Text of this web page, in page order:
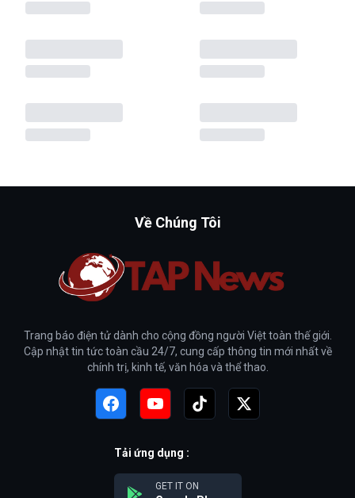
Về Chúng Tôi
Trang báo điện tử dành cho cộng đồng người Việt toàn thế giới.
Cập nhật tin tức toàn cầu 24/7, cung cấp thông tin mới nhất về
chính trị, kinh tế, văn hóa và thể thao.
Tải ứng dụng :
GET IT ON